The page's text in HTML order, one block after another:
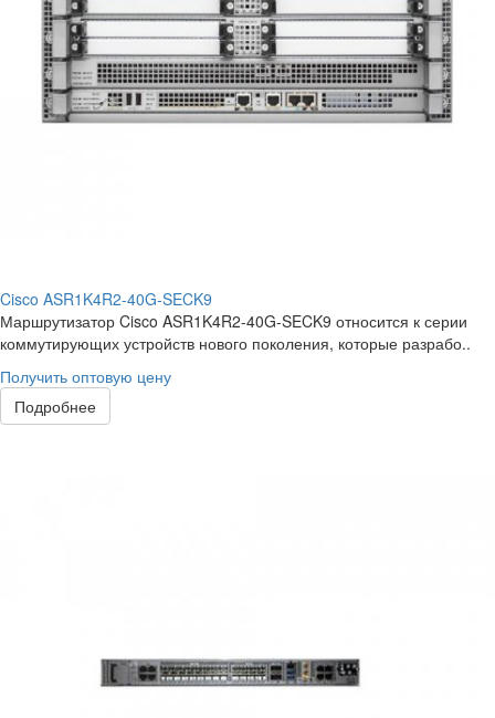
Cisco ASR1K4R2-40G-SECK9
Маршрутизатор Cisco ASR1K4R2-40G-SECK9 относится к серии
коммутирующих устройств нового поколения, которые разрабо..
Получить оптовую цену
Подробнее